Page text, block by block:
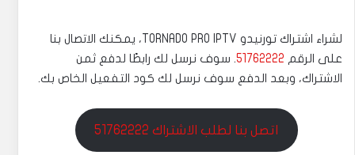
لشراء اشتراك تورنيدو TORNADO PRO IPTV، يمكنك الاتصال بنا
على الرقم 51762222. سوف نرسل لك رابطًا لدفع ثمن
الاشتراك، وبعد الدفع سوف نرسل لك كود التفعيل الخاص بك.
اتصل بنا لطلب الاشتراك 51762222